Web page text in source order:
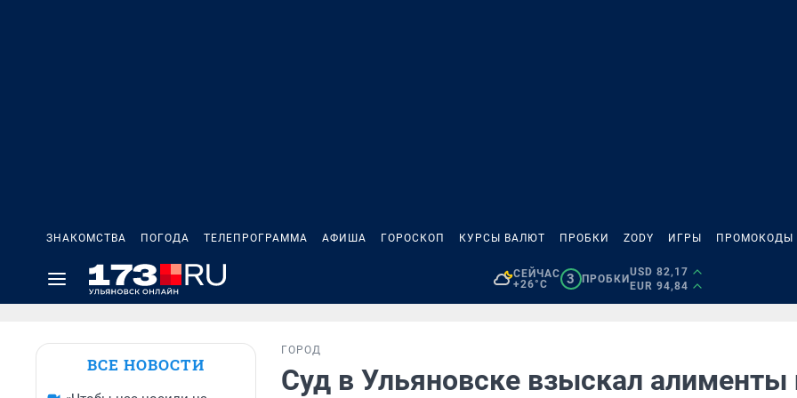
ЗНАКОМСТВА ПОГОДА ТЕЛЕПРОГРАММА АФИША ГОРОСКОП КУРСЫ ВАЛЮТ ПРОБКИ ZODY ИГРЫ ПРОМОКОДЫ
СЕЙЧАС
+26°C
3 ПРОБКИ
USD 82,17
EUR 94,84
ВСЕ НОВОСТИ
ГОРОД
Суд в Ульяновске взыскал алименты